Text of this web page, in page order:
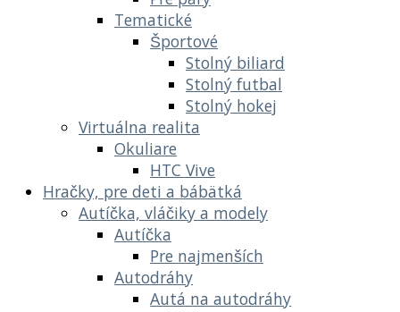
Tematické
Športové
Stolný biliard
Stolný futbal
Stolný hokej
Virtuálna realita
Okuliare
HTC Vive
Hračky, pre deti a bábätká
Autíčka, vláčiky a modely
Autíčka
Pre najmenších
Autodráhy
Autá na autodráhy